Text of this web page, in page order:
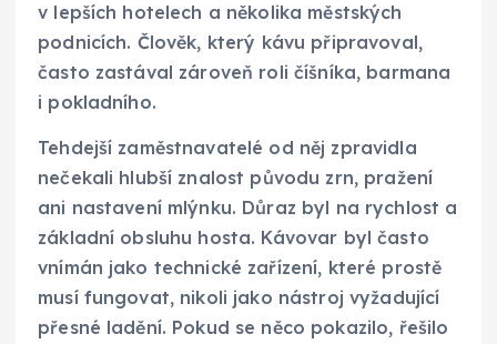
v lepších hotelech a několika městských
podnicích. Člověk, který kávu připravoval,
často zastával zároveň roli číšníka, barmana
i pokladního.
Tehdejší zaměstnavatelé od něj zpravidla
nečekali hlubší znalost původu zrn, pražení
ani nastavení mlýnku. Důraz byl na rychlost a
základní obsluhu hosta. Kávovar byl často
vnímán jako technické zařízení, které prostě
musí fungovat, nikoli jako nástroj vyžadující
přesné ladění. Pokud se něco pokazilo, řešilo